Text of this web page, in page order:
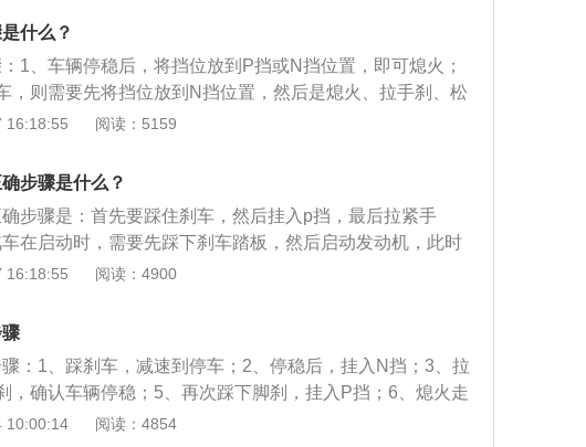
箱的优势在于易于驾驶，另外自动挡还包括无级变速、电
挡杆变速。目前车辆在变速箱的种类上有3种：手动变速
一体变速箱。
什么？
1、车辆停稳后，将挡位放到P挡或N挡位置，即可熄火；
，则需要先将挡位放到N挡位置，然后是熄火、拉手刹、松
挡位置，这么做是为了防止挡位自锁。自动挡汽车启动顺
位置，大约停留10秒钟左右；3、自检正常，即可以点火
到1000以下可以怠速行驶，等水温上升就可以正常行驶；
踩住脚刹，然后拨动挡位到D挡位置，再慢慢松开脚刹及手
16:18:55 阅读：5159
步骤是什么？
步骤是：首先要踩住刹车，然后挂入p挡，最后拉紧手
在启动时，需要先踩下刹车踏板，然后启动发动机，此时
下手刹后挂入d挡松开刹车踏板即可。自动挡的汽车现在
。如果停车的地方是一个坡面，用N挡熄火之后是一定要拉
车现象。
16:18:55 阅读：4900
：1、踩刹车，减速到停车；2、停稳后，挂入N挡；3、拉
，确认车辆停稳；5、再次踩下脚刹，挂入P挡；6、熄火走
车准确步骤的专业人士初心是感觉手制动扛住车辆的“溜坡
10:00:14 阅读：4854